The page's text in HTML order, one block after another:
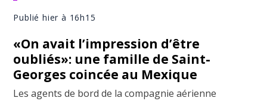
Publié hier à 16h15
«On avait l’impression d’être
oubliés»: une famille de Saint-
Georges coincée au Mexique
Les agents de bord de la compagnie aérienne